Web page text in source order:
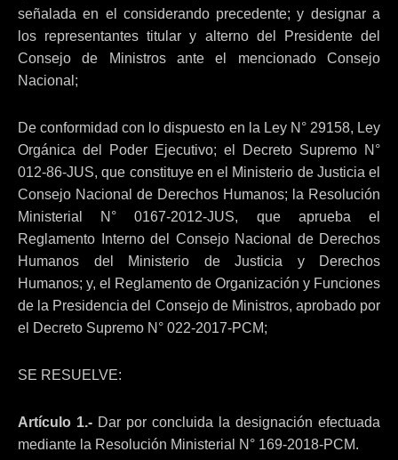
señalada en el considerando precedente; y designar a
los representantes titular y alterno del Presidente del
Consejo de Ministros ante el mencionado Consejo
Nacional;
De conformidad con lo dispuesto en la Ley N° 29158, Ley
Orgánica del Poder Ejecutivo; el Decreto Supremo N°
012-86-JUS, que constituye en el Ministerio de Justicia el
Consejo Nacional de Derechos Humanos; la Resolución
Ministerial N° 0167-2012-JUS, que aprueba el
Reglamento Interno del Consejo Nacional de Derechos
Humanos del Ministerio de Justicia y Derechos
Humanos; y, el Reglamento de Organización y Funciones
de la Presidencia del Consejo de Ministros, aprobado por
el Decreto Supremo N° 022-2017-PCM;
SE RESUELVE:
Artículo 1.- Dar por concluida la designación efectuada
mediante la Resolución Ministerial N° 169-2018-PCM.